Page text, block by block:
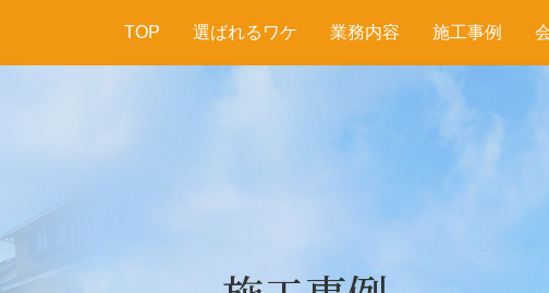
TOP 選ばれるワケ 業務内容 施工事例